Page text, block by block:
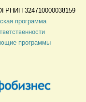
324710000038159
программа
программы